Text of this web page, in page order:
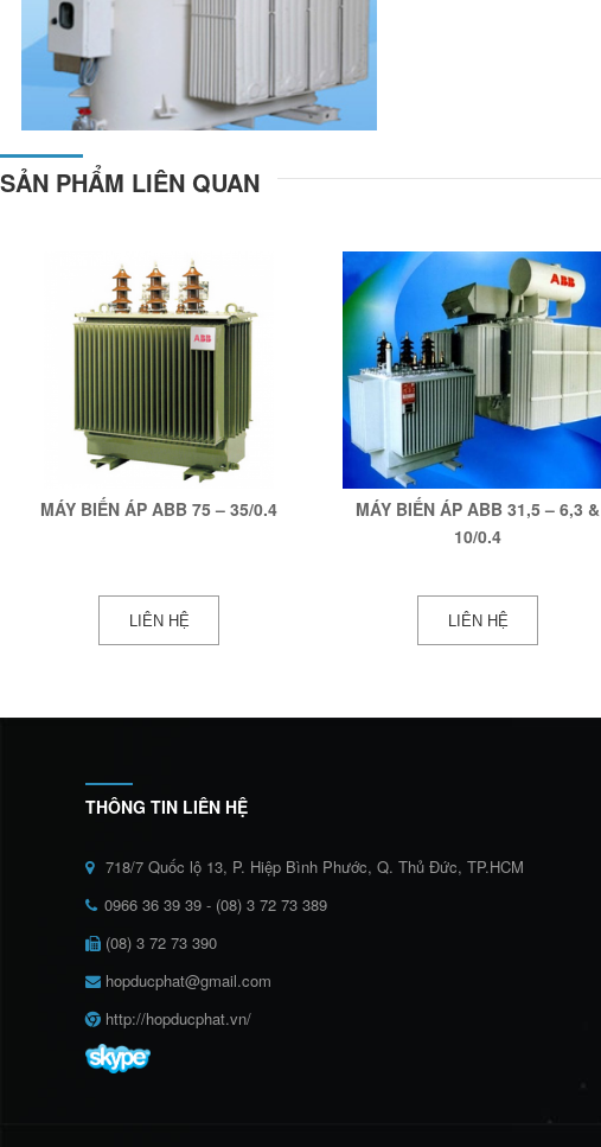
SẢN PHẨM LIÊN QUAN
MÁY BIẾN ÁP ABB 75 – 35/0.4
LIÊN HỆ
MÁY BIẾN ÁP ABB 31,5 – 6,3 &
10/0.4
LIÊN HỆ
THÔNG TIN LIÊN HỆ
718/7 Quốc lộ 13, P. Hiệp Bình Phước, Q. Thủ Đức, TP.HCM
0966 36 39 39 - (08) 3 72 73 389
(08) 3 72 73 390
hopducphat@gmail.com
http://hopducphat.vn/